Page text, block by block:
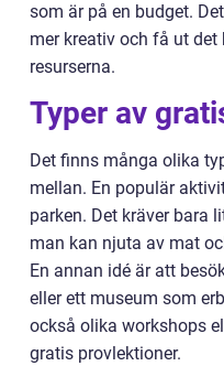
som är på en budget.
mer kreativ och få ut
resurserna.
Typer av
Det finns många olika
mellan. En populär
parken. Det kräver bara
man kan njuta av mat
En annan idé är att
eller ett museum som
också olika workshops
gratis provlektioner.